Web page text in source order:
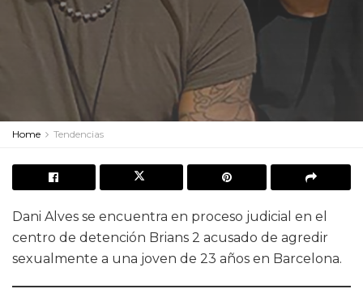
Home Tendencias
Dani Alves se encuentra en proceso judicial en el
centro de detención Brians 2 acusado de agredir
sexualmente a una joven de 23 años en Barcelona.